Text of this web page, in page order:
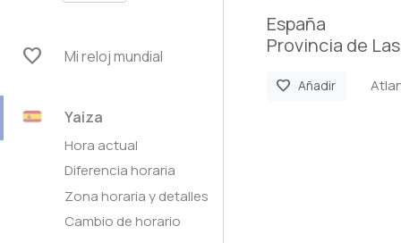
favorite Mi reloj mundial
Yaiza
Hora actual
Diferencia horaria
Zona horaria y detalles
Cambio de horario
España
Provincia de
favorite Añadir